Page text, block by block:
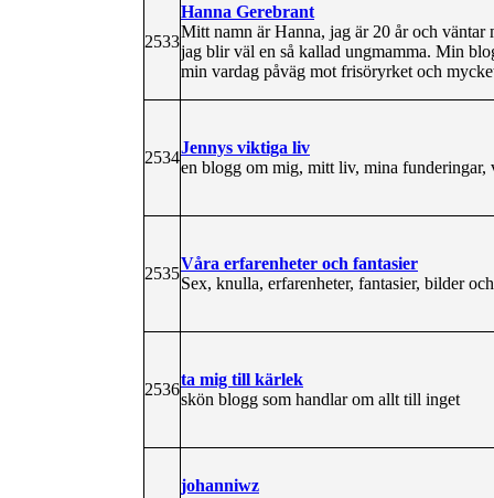
2533
Hanna Gerebrant
Mitt namn är Hanna, jag är 20 år och väntar
jag blir väl en så kallad ungmamma. Min
min vardag påväg mot frisöryrket och
2534
Jennys viktiga liv
en blogg om mig, mitt liv, mina
2535
Våra erfarenheter och fantasier
Sex, knulla, erfarenheter, fantasier, bilder
2536
ta mig till kärlek
skön blogg som handlar om allt till inget
johanniwz